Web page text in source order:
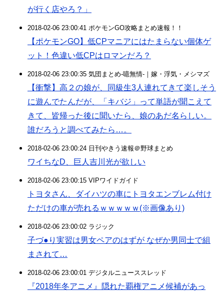
が行く店やろ？」
2018-02-06 23:00:41 ポケモンGO攻略まとめ速報！！
【ポケモンGO】低CPマニアにはたまらない個体ゲ
ット！色違い低CPはロマンだろ？
2018-02-06 23:00:35 気団まとめ-噫無情-｜嫁・浮気・メシマズ
【衝撃】高２の娘が、同級生3人連れてきて楽しそう
に遊んでたんだが、「キバジ」って単語が聞こえて
きて、皆帰った後に聞いたら、娘のあだ名らしい。
誰だろうと調べてみたら…。
2018-02-06 23:00:24 日刊やきう速報＠野球まとめ
ワイちなD、巨人吉川光が欲しい
2018-02-06 23:00:15 VIPワイドガイド
トヨタさん、ダイハツの車にトヨタエンブレム付け
ただけの車が売れるｗｗｗｗｗ(※画像あり)
2018-02-06 23:00:02 ラジック
子づ●り実習は男女ペアのはずが なぜか男同士で組
まされて…
2018-02-06 23:00:01 デジタルニューススレッド
『2018年冬アニメ』隠れた覇権アニメ候補があっ